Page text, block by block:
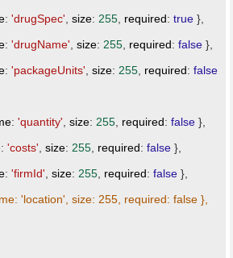
: 'drugSpec' size: 255, required: true},
: 'drugName' size: 255, required: false},
: 'packageUnits' size: 255, required: false
: 'quantity' size: 255, required: false},
: 'costs' size: 255, required: false},
: 'firmId' size: 255, required: false},
'location', size: 255, required: false },